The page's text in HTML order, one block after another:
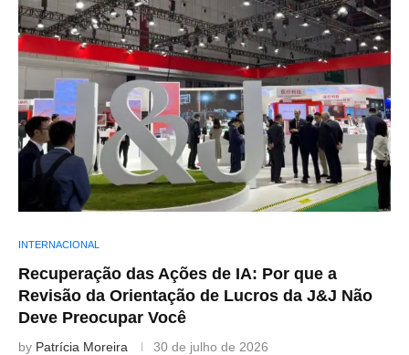
INTERNACIONAL
Recuperação das Ações de IA: Por que a
Revisão da Orientação de Lucros da J&J Não
Deve Preocupar Você
by Patrícia Moreira 30 de julho de 2026